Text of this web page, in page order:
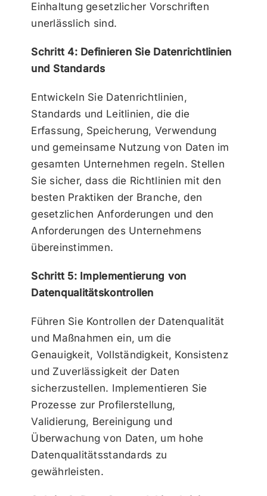
Einhaltung gesetzlicher Vorschriften
unerlässlich sind.
Schritt 4: Definieren Sie Datenrichtlinien
und Standards
Entwickeln Sie Datenrichtlinien,
Standards und Leitlinien, die die
Erfassung, Speicherung, Verwendung
und gemeinsame Nutzung von Daten im
gesamten Unternehmen regeln. Stellen
Sie sicher, dass die Richtlinien mit den
besten Praktiken der Branche, den
gesetzlichen Anforderungen und den
Anforderungen des Unternehmens
übereinstimmen.
Schritt 5: Implementierung von
Datenqualitätskontrollen
Führen Sie Kontrollen der Datenqualität
und Maßnahmen ein, um die
Genauigkeit, Vollständigkeit, Konsistenz
und Zuverlässigkeit der Daten
sicherzustellen. Implementieren Sie
Prozesse zur Profilerstellung,
Validierung, Bereinigung und
Überwachung von Daten, um hohe
Datenqualitätsstandards zu
gewährleisten.